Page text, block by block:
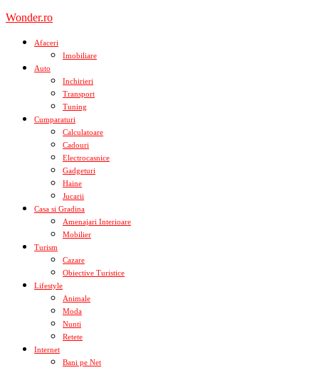
Skip
content
Wonder.ro
Afaceri
Imobiliare
Auto
Inchirieri
Transport
Tuning
Cumparaturi
Calculatoare
Cadouri
Electrocasnice
Gadgeturi
Haine
Jucarii
Casa si Gradina
Amenajari Interioare
Mobilier
Turism
Cazare
Obiective Turistice
Lifestyle
Animale
Moda
Nunti
Retete
Internet
Bani pe Net